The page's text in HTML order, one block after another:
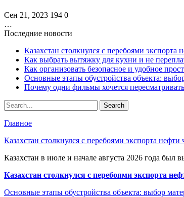
Сен 21, 2023 194 0
…
Последние новости
Казахстан столкнулся с перебоями экспорта
Как выбрать вытяжку для кухни и не
Как организовать безопасное и удобное
Основные этапы обустройства объекта:
Почему одни фильмы хочется
Главное
Казахстан столкнулся с перебоями экспорта
Казахстан в июле и начале августа 2026 года
Казахстан столкнулся с перебоями экспорта
Основные этапы обустройства объекта: выбор